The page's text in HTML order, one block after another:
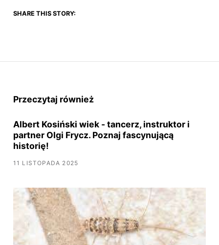
SHARE THIS STORY:
Przeczytaj również
Albert Kosiński wiek - tancerz, instruktor i
partner Olgi Frycz. Poznaj fascynującą
historię!
11 LISTOPADA 2025